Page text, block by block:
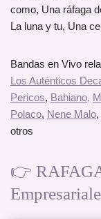
como, Una ráfaga
La luna y tu, Una
Bandas en Vivo
Los Auténticos
Pericos, Bahiano,
Polaco, Nene Malo,
otros
👉